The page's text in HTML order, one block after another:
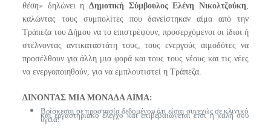
θέση» δηλώνει η Δημοτική Σύμβουλος Ελένη Νικολτζούκη
καλώντας τους συμπολίτες που δανείστηκαν αίμα από την
Τράπεζα του Δήμου να το επιστρέψουν, προσερχόμενοι οι ίδιοι ή
στέλνοντας αντικαταστάτη τους, τους ενεργούς αιμοδότες να
προσέλθουν για άλλη μια φορά και τους τους νέους και τις νέες
να ενεργοποιηθούν, για να εμπλουτιστεί η Τράπεζα.
ΔΙΝΟΝΤΑΣ ΜΙΑ ΜΟΝΑΔΑ ΑΙΜΑ:
Βρίσκεσαι σε προστασία δεδομένου ότι είσαι συνεχώς σε κλινικό
και εργαστηριακό έλεγχο και επιβεβαιώνεται έτσι η καλή σου
υγεία.